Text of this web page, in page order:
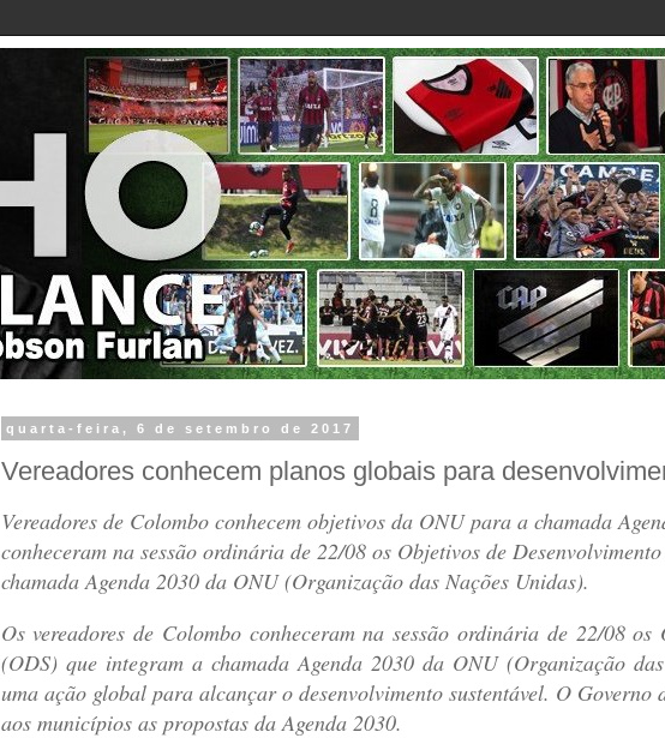
quarta-feira, 6 de setembro de 2017
Vereadores conhecem planos globais para
Vereadores de Colombo conhecem objetivos da ONU para a chamada
conheceram na sessão ordinária de 22/08 os Objetivos de
chamada Agenda 2030 da ONU (Organização das Nações Unidas).
Os vereadores de Colombo conheceram na sessão ordinária de 22/08 os
(ODS) que integram a chamada Agenda 2030 da ONU (Organização
uma ação global para alcançar o desenvolvimento sustentável. O
aos municípios as propostas da Agenda 2030.